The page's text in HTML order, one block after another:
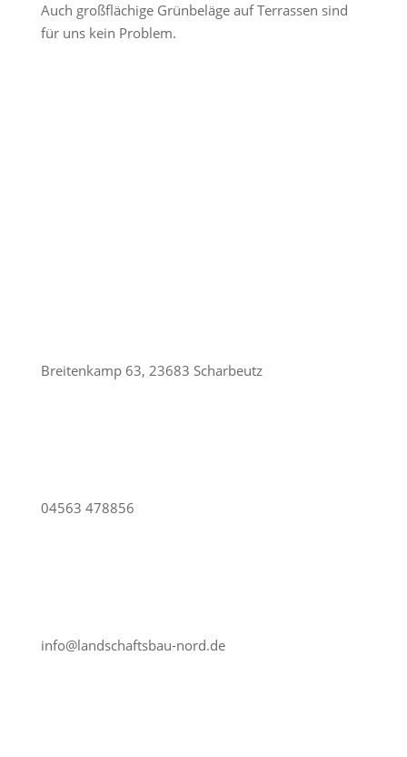
Auch großflächige Grünbeläge auf Terrassen sind
für uns kein Problem.
Breitenkamp 63, 23683 Scharbeutz
04563 478856
info@landschaftsbau-nord.de